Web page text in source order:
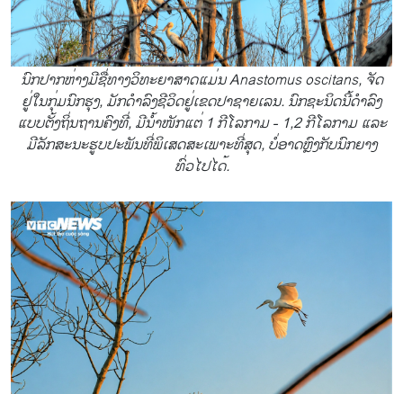
ນົກປາກຫ່າງມີຊື່ທາງວິທະຍາສາດແມ່ນ Anastomus oscitans, ຈັດ
ຢູ່ໃນກຸ່ມນົກຮຸງ, ມັກດຳລົງຊີວິດຢູ່ເຂດປາຊາຍເລນ. ນົກຊະນິດນີ້ດຳລົງ
ແບບຕັ້ງຖິ່ນຖານຄົງທີ່, ມີນ້ຳໜັກແຕ່ 1 ກີໂລກາມ - 1,2 ກີໂລກາມ ແລະ
ມີລັກສະນະຮູບປະພັນທີ່ພິເສດສະເພາະທີ່ສຸດ, ບໍ່ອາດຫຼົງກັບນົກຍາງ
ທົ່ວໄປໄດ້.